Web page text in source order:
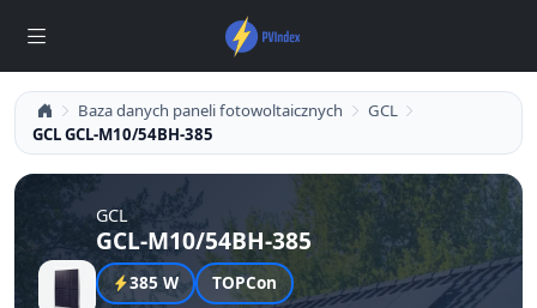
Baza danych paneli fotowoltaicznych
GCL
GCL GCL-M10/54BH-385
GCL
GCL-M10/54BH-385
385 W TOPCon